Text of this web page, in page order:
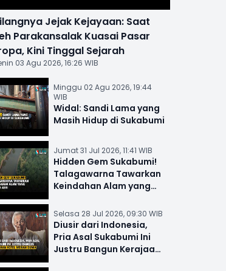
Jejak Kejayaan: Saat
Parakansalak Kuasai Pasar
Kini Tinggal Sejarah
03 Agu 2026, 16:26 WIB
Minggu 02 Agu 2026, 19:44
WIB
Widal: Sandi Lama yang
Masih Hidup di Sukabumi
Jumat 31 Jul 2026, 11:41 WIB
Hidden Gem Sukabumi!
Talagawarna Tawarkan
Keindahan Alam yang
Selasa 28 Jul 2026, 09:30 WIB
Diusir dari Indonesia,
Pria Asal Sukabumi Ini
Justru Bangun Kerajaan